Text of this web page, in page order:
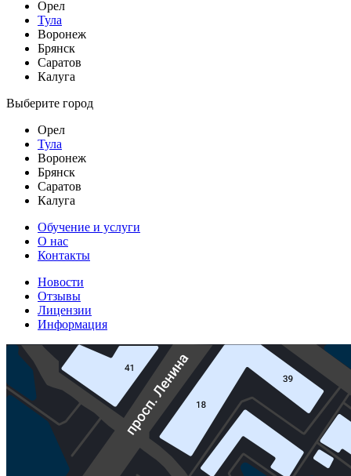
Орел
Тула
Воронеж
Брянск
Саратов
Калуга
Выберите город
Орел
Тула
Воронеж
Брянск
Саратов
Калуга
Обучение и услуги
О нас
Контакты
Новости
Отзывы
Лицензии
Информация